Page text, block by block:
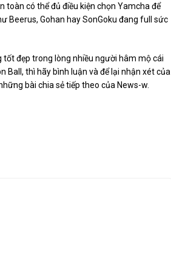
toàn có thể đủ điều kiện chọn Yamcha để
Beerus, Gohan hay SonGoku đang full sức
tốt đẹp trong lòng nhiều người hâm mộ cái
Ball, thì hãy bình luận và để lại nhận xét của
bài chia sẻ tiếp theo của News-w.